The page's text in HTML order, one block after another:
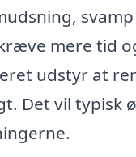
mere tid
udstyr at
Det vil typisk